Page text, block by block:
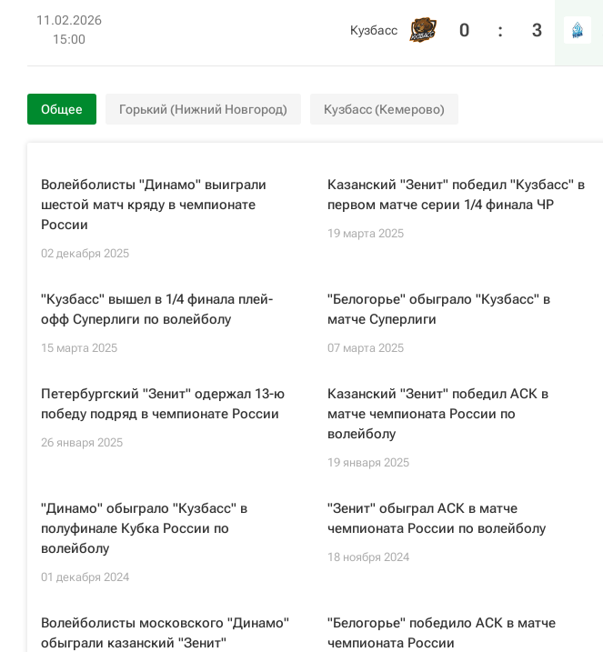
11.02.2026
15:00
Кузбасс 0 : 3
Общее Горький (Нижний Новгород) Кузбасс (Кемерово)
Волейболисты "Динамо" выиграли
шестой матч кряду в чемпионате
России
02 декабря 2025
Казанский "Зенит" победил "Кузбасс" в
первом матче серии 1/4 финала ЧР
19 марта 2025
"Кузбасс" вышел в 1/4 финала плей-
офф Суперлиги по волейболу
15 марта 2025
"Белогорье" обыграло "Кузбасс" в
матче Суперлиги
07 марта 2025
Петербургский "Зенит" одержал 13-ю
победу подряд в чемпионате России
26 января 2025
Казанский "Зенит" победил АСК в
матче чемпионата России по
волейболу
19 января 2025
"Динамо" обыграло "Кузбасс" в
полуфинале Кубка России по
волейболу
01 декабря 2024
"Зенит" обыграл АСК в матче
чемпионата России по волейболу
18 ноября 2024
Волейболисты московского "Динамо"
обыграли казанский "Зенит"
"Белогорье" победило АСК в матче
чемпионата России